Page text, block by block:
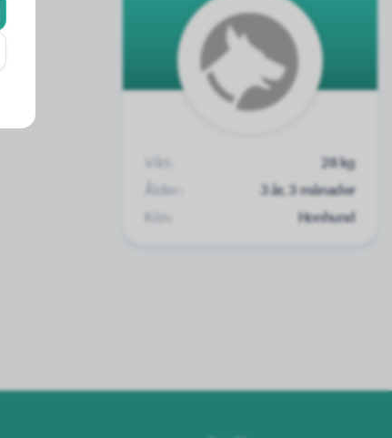
Vikt:
28 kg
Ålder:
3 år, 3 månader
Kön:
Honhund